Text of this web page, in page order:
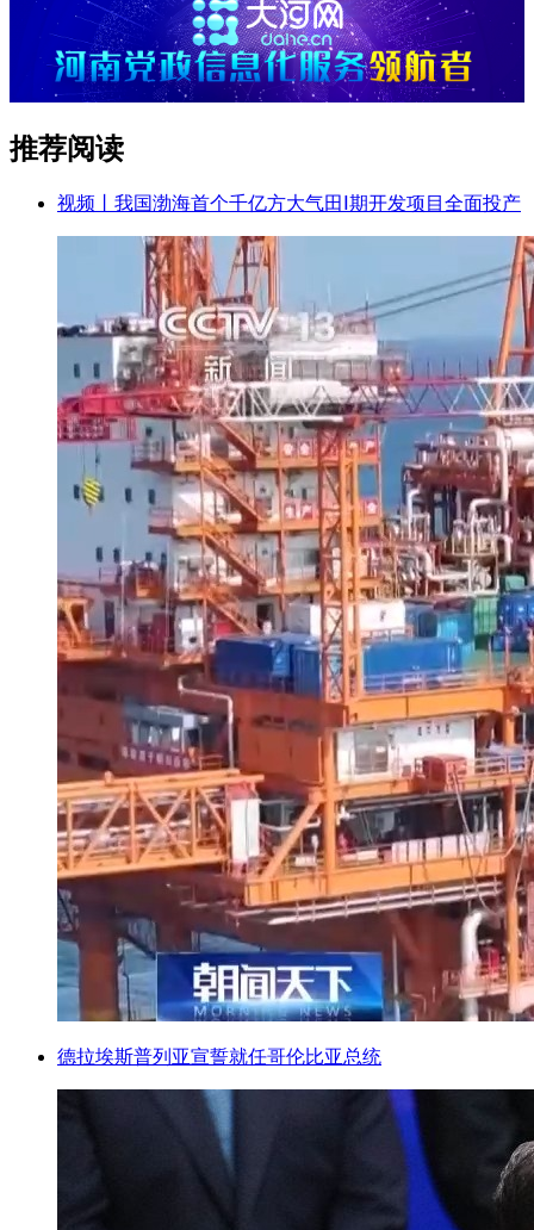
推荐阅读
视频丨我国渤海首个千亿方大气田Ⅰ期开发项目全面投产
德拉埃斯普列亚宣誓就任哥伦比亚总统